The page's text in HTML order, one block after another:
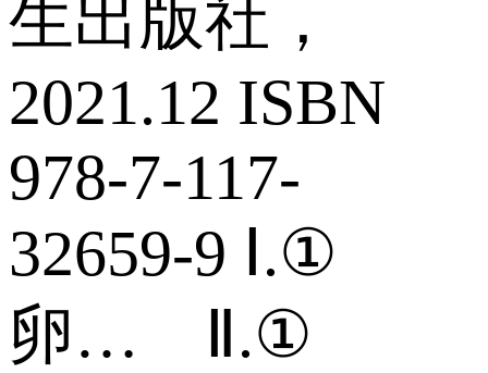
生出版社，
2021.12 ISBN
978-7-117-
32659-9 Ⅰ.①
卵… Ⅱ.①